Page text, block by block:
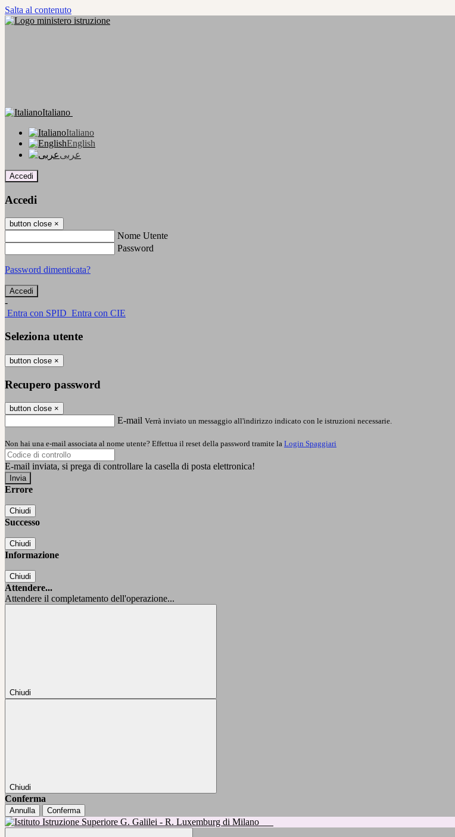
Salta al contenuto
Italiano
Italiano
English
عربى
Accedi
Accedi
button close ×
Nome Utente
Password
Password dimenticata?
-
Entra con SPID Entra con CIE
Seleziona utente
button close ×
Recupero password
button close ×
E-mail Verrà inviato un messaggio all'indirizzo indicato con le istruzioni necessarie.
Non hai una e-mail associata al nome utente? Effettua il reset della password tramite la Login Spaggiari
E-mail inviata, si prega di controllare la casella di posta elettronica!
Errore
Chiudi
Successo
Chiudi
Informazione
Chiudi
Attendere...
Attendere il completamento dell'operazione...
Chiudi
Chiudi
Conferma
Annulla Conferma